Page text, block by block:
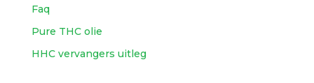
Faq
Pure THC olie
HHC vervangers uitleg